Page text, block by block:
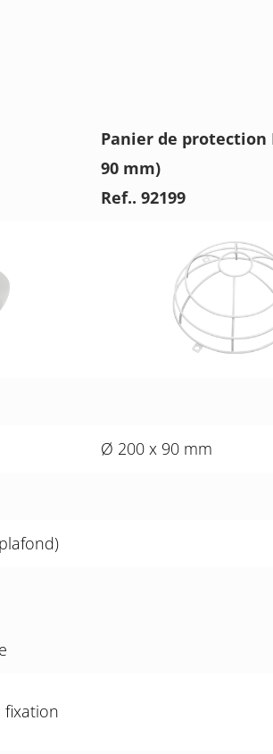
Panier de protection
90 mm)
Ref.. 92199
Ø 200 x 90 mm
fixation